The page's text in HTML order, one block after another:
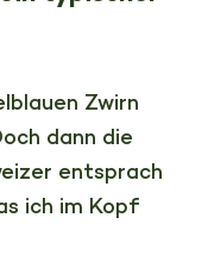
Zwirn
dann die
entsprach
ich im Kopf